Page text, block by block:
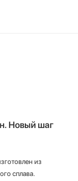
Новый шаг
из
сплава.